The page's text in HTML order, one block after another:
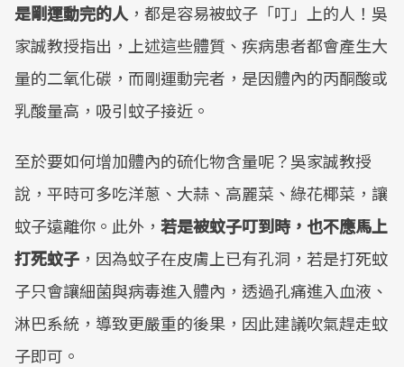
是剛運動完的人 ，都是容易被蚊子「叮」上的人！吳
家誠教授指出，上述這些體質、疾病患者都會產生大
量的二氧化碳，而剛運動完者，是因體內的丙酮酸或
乳酸量高，吸引蚊子接近。
至於要如何增加體內的硫化物含量呢？吳家誠教授
說，平時可多吃洋蔥、大蒜、高麗菜、綠花椰菜，讓
蚊子遠離你。此外， 若是被蚊子叮到時，也不應馬上
打死蚊子 ，因為蚊子在皮膚上已有孔洞，若是打死蚊
子只會讓細菌與病毒進入體內，透過孔痛進入血液、
淋巴系統，導致更嚴重的後果，因此建議吹氣趕走蚊
子即可。